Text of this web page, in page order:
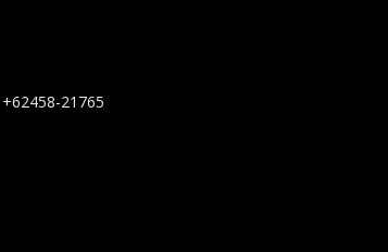
21765